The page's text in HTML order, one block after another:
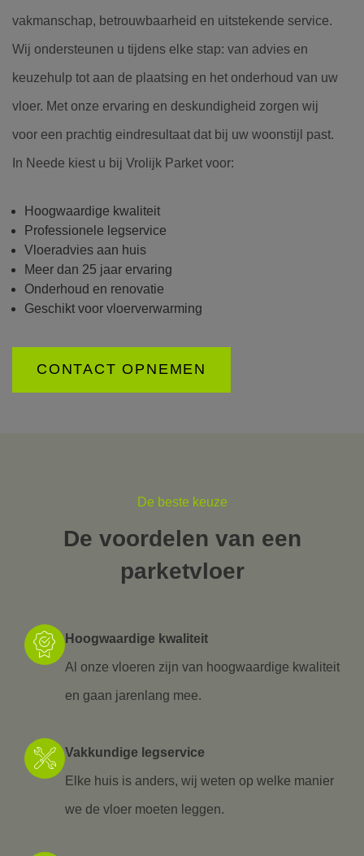
vakmanschap, betrouwbaarheid en uitstekende service.
Wij ondersteunen u tijdens elke stap: van advies en
keuzehulp tot aan de plaatsing en het onderhoud van uw
vloer. Met onze ervaring en deskundigheid zorgen wij
voor een prachtig eindresultaat dat bij uw woonstijl past.
In Neede kiest u bij Vrolijk Parket voor:
Hoogwaardige kwaliteit
Professionele legservice
Vloeradvies aan huis
Meer dan 25 jaar ervaring
Onderhoud en renovatie
Geschikt voor vloerverwarming
CONTACT OPNEMEN
De beste keuze
De voordelen van een
parketvloer
Hoogwaardige kwaliteit
Al onze vloeren zijn van hoogwaardige kwaliteit
en gaan jarenlang mee.
Vakkundige legservice
Elke huis is anders, wij weten op welke manier
we de vloer moeten leggen.